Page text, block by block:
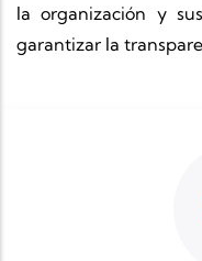
la organización y
garantizar la